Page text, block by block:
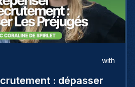
with
: dépasser